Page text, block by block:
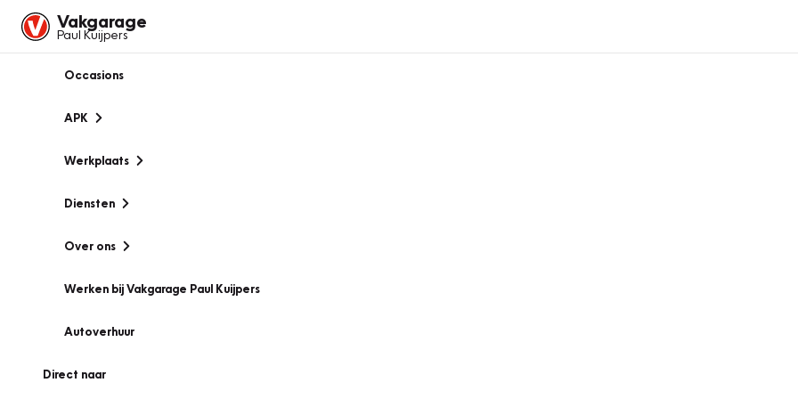
Vakgarage
Paul Kuijpers
Occasions
APK
Werkplaats
Diensten
Over ons
Werken bij Vakgarage Paul Kuijpers
Autoverhuur
Direct naar